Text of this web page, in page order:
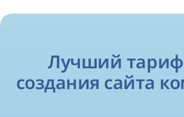
Лучший тариф
создания сайта